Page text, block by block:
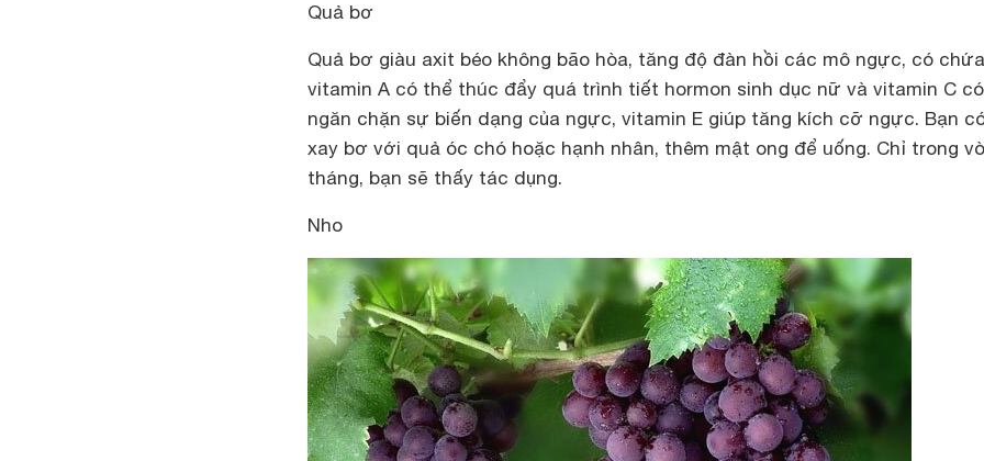
Quả bơ
Quả bơ giàu axit béo không bão hòa, tăng độ đàn hồi các mô ngực, có chứa
vitamin A có thể thúc đẩy quá trình tiết hormon sinh dục nữ và vitamin C
ngăn chặn sự biến dạng của ngực, vitamin E giúp tăng kích cỡ ngực. Bạn
xay bơ với quả óc chó hoặc hạnh nhân, thêm mật ong để uống. Chỉ trong
tháng, bạn sẽ thấy tác dụng.
Nho